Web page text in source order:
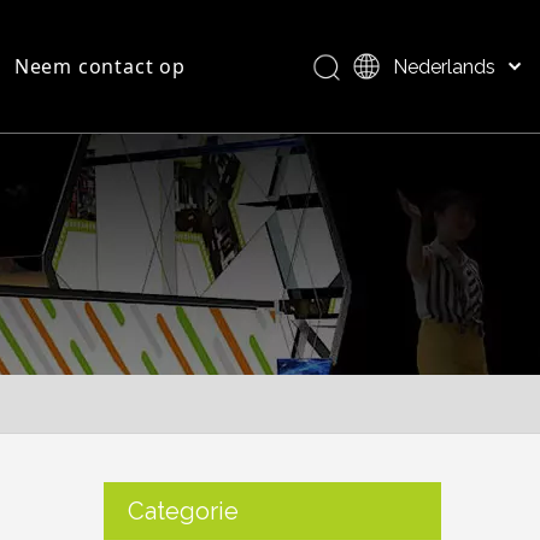
Productoverzicht
Neem contact op Nederlands
العربية
日本語
Pусский
Português
Deutsch
Español
English
Categorie